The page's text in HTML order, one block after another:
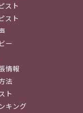
スト
スト
ー
情報
法
ト
キング